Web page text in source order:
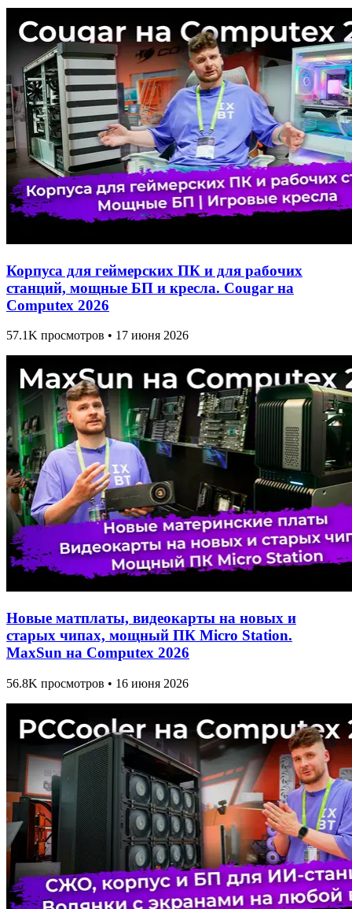
Корпуса для геймерских ПК и для рабочих
станций, мощные БП и кресла. Cougar на
Computex 2026
57.1K просмотров • 17 июня 2026
Новые матплаты, видеокарты на новых и
старых чипах, мощный ПК Micro Station.
MaxSun на Computex 2026
56.8K просмотров • 16 июня 2026